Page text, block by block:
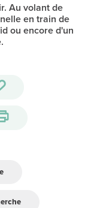
Au volant de
en train de
ou encore d'un